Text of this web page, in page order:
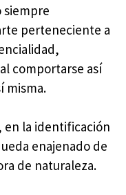
siempre
perteneciente a
comportarse así
misma.
en la identificación
enajenado de
de naturaleza.